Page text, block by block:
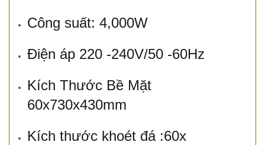
Công suất: 4,000W
Điện áp 220 -240V/50 -60Hz
Kích Thước Bề Mặt
60x730x430mm
Kích thước khoét đá :60x